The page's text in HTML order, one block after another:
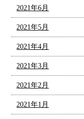
2021年6月
2021年5月
2021年4月
2021年3月
2021年2月
2021年1月